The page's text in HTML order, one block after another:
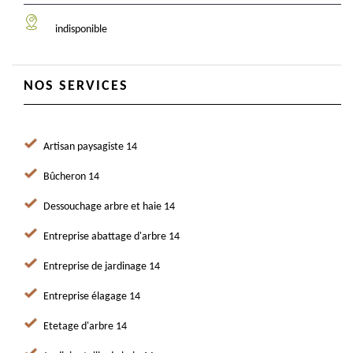
indisponible
NOS SERVICES
Artisan paysagiste 14
Bûcheron 14
Dessouchage arbre et haie 14
Entreprise abattage d'arbre 14
Entreprise de jardinage 14
Entreprise élagage 14
Etetage d'arbre 14